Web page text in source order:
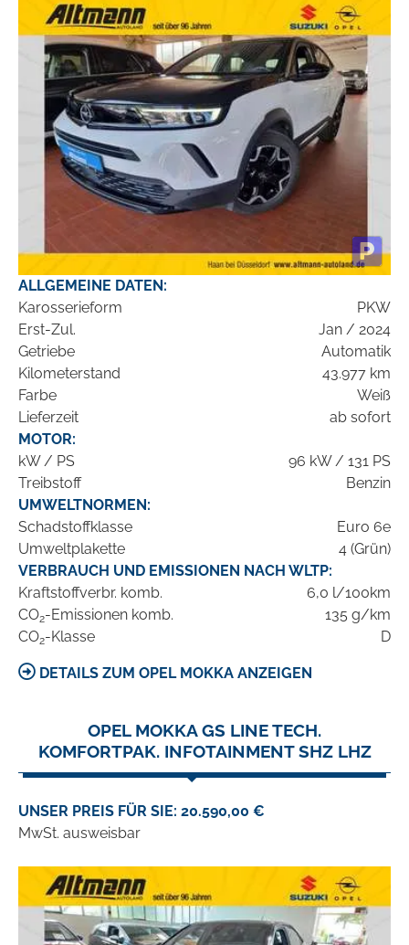
ALLGEMEINE DATEN:
Karosserieform
PKW
Erst-Zul.
Jan / 2024
Getriebe
Automatik
Kilometerstand
43.977 km
Farbe
Weiß
Lieferzeit
ab sofort
MOTOR:
kW / PS
96 kW / 131 PS
Treibstoff
Benzin
UMWELTNORMEN:
Schadstoffklasse
Euro 6e
Umweltplakette
4 (Grün)
VERBRAUCH UND EMISSIONEN NACH WLTP:
Kraftstoffverbr. komb.
6,0 l/100km
CO2-Emissionen komb.
135 g/km
CO2-Klasse D
DETAILS ZUM OPEL MOKKA ANZEIGEN
OPEL MOKKA GS LINE TECH.
KOMFORTPAK. INFOTAINMENT SHZ LHZ
UNSER PREIS FÜR SIE: 20.590,00 €
MwSt. ausweisbar